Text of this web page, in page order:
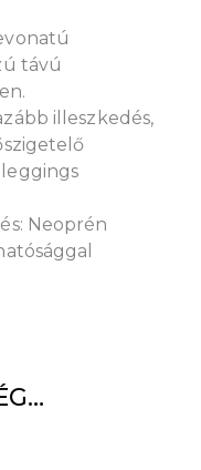
távú
illeszkedés,
Neoprén